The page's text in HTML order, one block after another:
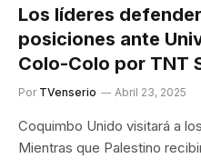
Los líderes
posiciones ante
Colo-Colo por TNT
Por TVenserio Abril 23, 2025
Coquimbo Unido visitará a
Mientras que Palestino